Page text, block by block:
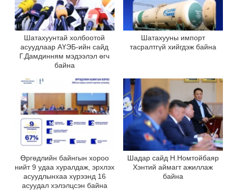
Шатахуунтай холбоотой
асуудлаар АҮЭБ-ийн сайд
Г.Дамдинням мэдээлэл өгч
байна
Шатахууны импорт
тасралтгүй хийгдэж байна
Өргөдлийн байнгын хороо
нийт 9 удаа хуралдаж, эрхлэх
асуудлынхаа хүрээнд 16
асуудал хэлэлцсэн байна
Шадар сайд Н.Номтойбаяр
Хэнтий аймагт ажиллаж
байна